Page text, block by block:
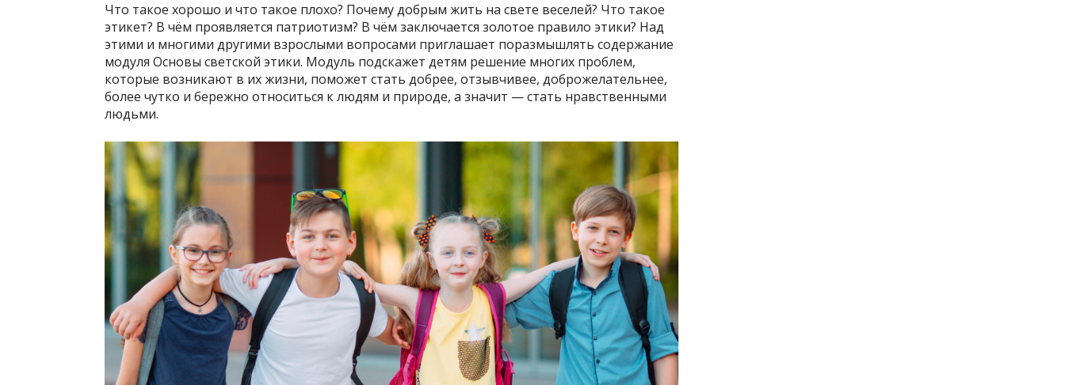
Что такое хорошо и что такое плохо? Почему добрым жить на свете веселей? Что такое
этикет? В чём проявляется патриотизм? В чём заключается золотое правило этики? Над
этими и многими другими взрослыми вопросами приглашает поразмышлять содержание
модуля Основы светской этики. Модуль подскажет детям решение многих проблем,
которые возникают в их жизни, поможет стать добрее, отзывчивее, доброжелательнее,
более чутко и бережно относиться к людям и природе, а значит — стать нравственными
людьми.